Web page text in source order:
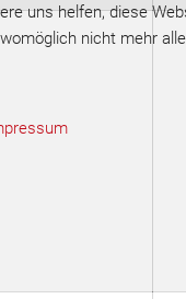
uns helfen, diese
nicht mehr